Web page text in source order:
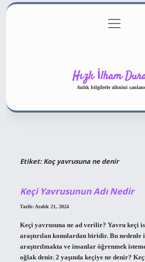
Gizlilik Politikası
menüyü
aç
Hızlı İlham
Anlık bilgilerle zihnini
Etiket:Koç yavrusuna ne denir
Keçi Yavrusunun Adı Nedir
Tarih: Aralık 21, 2024
Keçi yavrusuna ne ad verilir? Yavru keçi
araştırılan konulardan biridir. Bu nedenle
araştırılmakta ve insanlar öğrenmek
oğlak denir. 2 yaşında keçiye ne denir?